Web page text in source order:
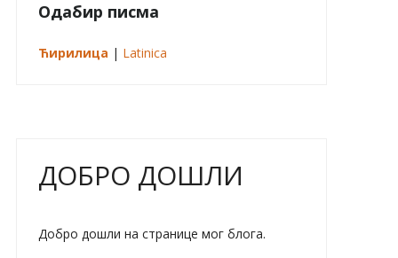
Одабир писма
Ћирилица | Latinica
ДОБРО ДОШЛИ
Добро дошли на странице мог блога.